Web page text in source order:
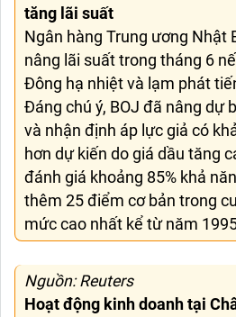
tăng lãi suất
Ngân hàng Trung ương Nhật
nâng lãi suất trong tháng 6
Đông hạ nhiệt và lạm phát
Đáng chú ý, BOJ đã nâng dự
và nhận định áp lực giả có
hơn dự kiến do giá dầu tăng
đánh giá khoảng 85% khả
thêm 25 điểm cơ bản trong
mức cao nhất kể từ năm
Nguồn: Reuters
Hoạt động kinh doanh tại